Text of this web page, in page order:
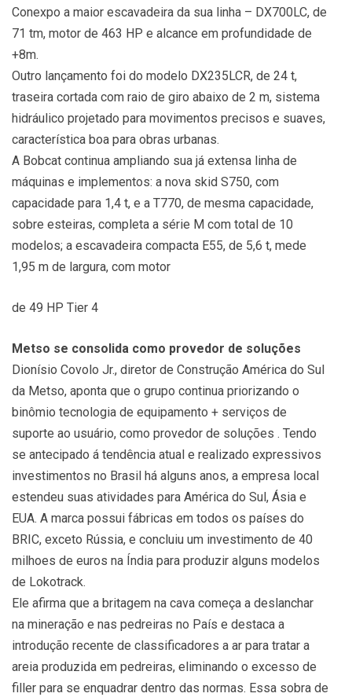
Conexpo a maior escavadeira da sua linha – DX700LC, de
71 tm, motor de 463 HP e alcance em profundidade de
+8m.
Outro lançamento foi do modelo DX235LCR, de 24 t,
traseira cortada com raio de giro abaixo de 2 m, sistema
hidráulico projetado para movimentos precisos e suaves,
característica boa para obras urbanas.
A Bobcat continua ampliando sua já extensa linha de
máquinas e implementos: a nova skid S750, com
capacidade para 1,4 t, e a T770, de mesma capacidade,
sobre esteiras, completa a série M com total de 10
modelos; a escavadeira compacta E55, de 5,6 t, mede
1,95 m de largura, com motor
de 49 HP Tier 4
Metso se consolida como provedor de soluções
Dionísio Covolo Jr., diretor de Construção América do Sul
da Metso, aponta que o grupo continua priorizando o
binômio tecnologia de equipamento + serviços de
suporte ao usuário, como provedor de soluções . Tendo
se antecipado á tendência atual e realizado expressivos
investimentos no Brasil há alguns anos, a empresa local
estendeu suas atividades para América do Sul, Ásia e
EUA. A marca possui fábricas em todos os países do
BRIC, exceto Rússia, e concluiu um investimento de 40
milhoes de euros na Índia para produzir alguns modelos
de Lokotrack.
Ele afirma que a britagem na cava começa a deslanchar
na mineração e nas pedreiras no País e destaca a
introdução recente de classificadores a ar para tratar a
areia produzida em pedreiras, eliminando o excesso de
filler para se enquadrar dentro das normas. Essa sobra de